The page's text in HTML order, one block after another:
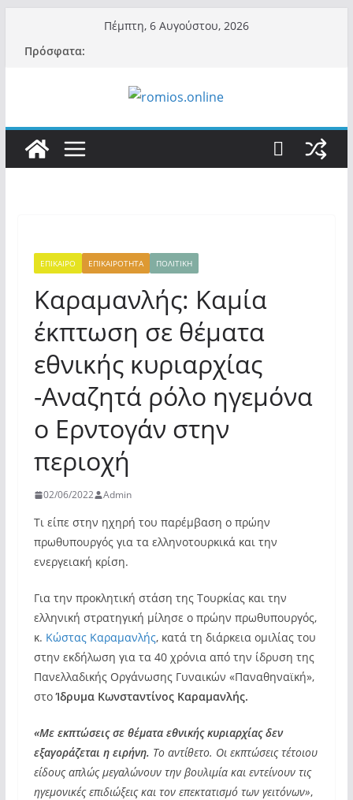
περιεχόμενο
Πέμπτη, 6 Αυγούστου, 2026
Πρόσφατα:
ΕΠΙΚΑΙΡΟ ΕΠΙΚΑΙΡΟΤΗΤΑ ΠΟΛΙΤΙΚΗ
Καραμανλής: Καμία
έκπτωση σε θέματα
εθνικής κυριαρχίας
-Αναζητά ρόλο ηγεμόνα
ο Ερντογάν στην
περιοχή
02/06/2022 Admin
Τι είπε στην ηχηρή του παρέμβαση ο πρώην
πρωθυπουργός για τα ελληνοτουρκικά και την
ενεργειακή κρίση.
Για την προκλητική στάση της Τουρκίας και την
ελληνική στρατηγική μίλησε ο πρώην πρωθυπουργός,
κ. Κώστας Καραμανλής, κατά τη διάρκεια ομιλίας του
στην εκδήλωση για τα 40 χρόνια από την ίδρυση της
Πανελλαδικής Οργάνωσης Γυναικών «Παναθηναϊκή»,
στοΊδρυμα Κωνσταντίνος Καραμανλής.
«Με εκπτώσεις σε θέματα εθνικής κυριαρχίας δεν
εξαγοράζεται η ειρήνη. Το αντίθετο. Οι εκπτώσεις τέτοιου
είδους απλώς μεγαλώνουν την βουλιμία και εντείνουν τις
ηγεμονικές επιδιώξεις και τον επεκτατισμό των γειτόνων»,